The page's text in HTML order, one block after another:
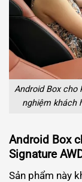
Android Box cho
nghiệm khách
Android Box
Signature
Sản phẩm này